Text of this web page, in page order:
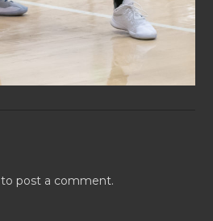
to post a comment.